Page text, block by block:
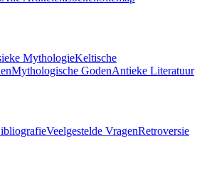
MythologieKeltische
Mythologische GodenAntieke Literatuur
Veelgestelde VragenRetroversie